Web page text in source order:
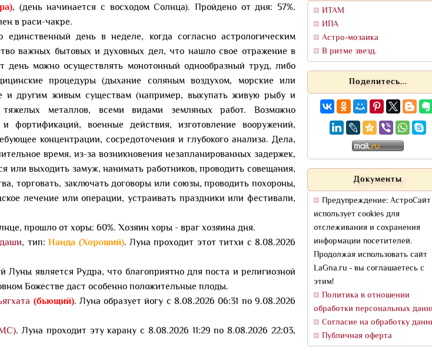
, (день начинается с восходом Солнца). Пройдено от дня: 57%.
в раси-чакре.
день в неделе, когда согласно астрологическим
важных бытовых и духовных дел, что нашло свое отражение в
можно осуществлять монотонный однообразный труд, либо
процедуры (дыхание соляным воздухом, морские или
и другим живым существам (например, выкупать живую рыбу и
тяжелых металлов, всеми видами земляных работ. Возможно
фортификаций, военные действия, изготовление вооружений,
концентрации, сосредоточения и глубокого анализа. Дела,
время, из-за возникновения незапланированных задержек,
или выходить замуж, нанимать работников, проводить совещания,
торговать, заключать договоры или союзы, проводить похороны,
лечение или операции, устраивать праздники или фестивали,
прошло от хоры: 60%. Хозяин хоры - враг хозяина дня.
, тип:Нанда (Хороший). Луна проходит этот титхи с 8.08.2026
является Рудра, что благоприятно для поста и религиозной
Божестве даст особенно положительные плоды.
(бьющий). Луна образует йогу с 8.08.2026 06:31 по 9.08.2026
. Луна проходит эту карану с 8.08.2026 11:29 по 8.08.2026 22:03,
ИТАМ
ИПА
Астро-мозаика
В ритме звезд.
Поделитесь...
Документы
Предупреждение: АстроСайт
использует cookies для
отслеживания и сохранения
информации посетителей.
Продолжая использовать сайт
LaGna.ru - вы соглашаетесь с
этим!
Политика в отношении
обработки персональных
Согласие на обработку
Публичная оферта